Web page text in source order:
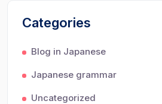
Categories
Blog in Japanese
Japanese grammar
Uncategorized